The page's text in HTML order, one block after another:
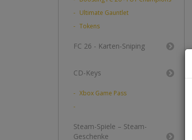
Ultimate Gauntlet
Tokens
FC 26 - Karten-Sniping
CD-Keys
Xbox Game Pass
Steam-Spiele – Steam-
Geschenke